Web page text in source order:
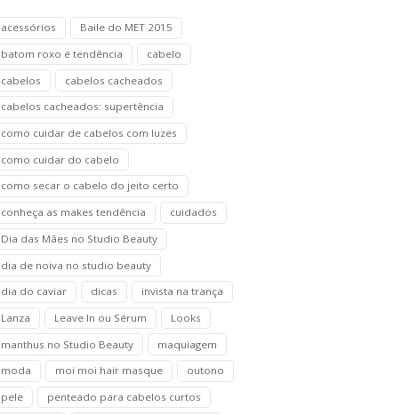
acessórios
Baile do MET 2015
batom roxo é tendência
cabelo
cabelos
cabelos cacheados
cabelos cacheados: supertência
como cuidar de cabelos com luzes
como cuidar do cabelo
como secar o cabelo do jeito certo
conheça as makes tendência
cuidados
Dia das Mães no Studio Beauty
dia de noiva no studio beauty
dia do caviar
dicas
invista na trança
Lanza
Leave In ou Sérum
Looks
manthus no Studio Beauty
maquiagem
moda
moi moi hair masque
outono
pele
penteado para cabelos curtos